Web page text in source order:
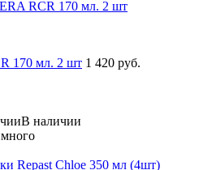
170 мл. 2 шт 1 420 руб.
В наличии
много